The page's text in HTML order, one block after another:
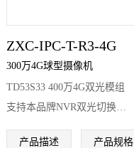
ZXC-IPC-T-R3-4G
300万4G球型摄像机
TD53S33 400万4G双光模组
支持本品牌NVR双光切换
支持SEETONG APP双光切换
产品描述
产品规格